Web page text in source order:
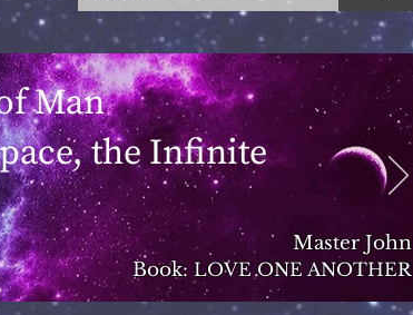
Man
the Infinite
Master John
Book: LOVE ONE ANOTHER